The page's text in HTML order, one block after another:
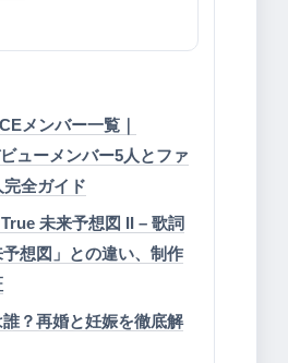
メンバー一覧｜
ューメンバー5人とファ
全ガイド
未来予想図 II – 歌詞
想図」との違い、制作
？再婚と妊娠を徹底解